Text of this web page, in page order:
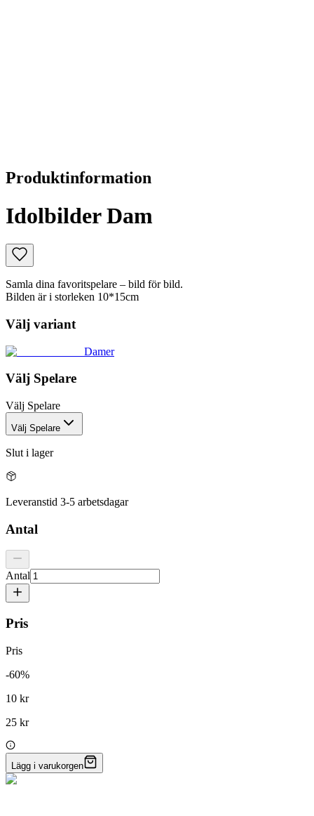
Produktinformation
Idolbilder Dam
Samla dina favoritspelare – bild för bild.
Bilden är i storleken 10*15cm
Välj variant
Damer
Välj Spelare
Välj Spelare
Välj Spelare
Slut i lager
Leveranstid 3-5 arbetsdagar
Antal
Antal
Pris
Pris
-60%
10 kr
25 kr
Lägg i varukorgen